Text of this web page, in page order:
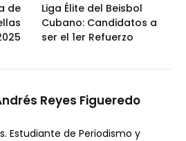
de
Liga Élite del Beisbol
Cubano: Candidatos a
ser el 1er Refuerzo
Reyes Figueredo
Estudiante de Periodismo y